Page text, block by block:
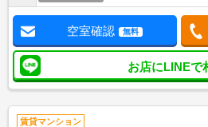
空室確認 無料
お店にLINEで
賃貸マンション